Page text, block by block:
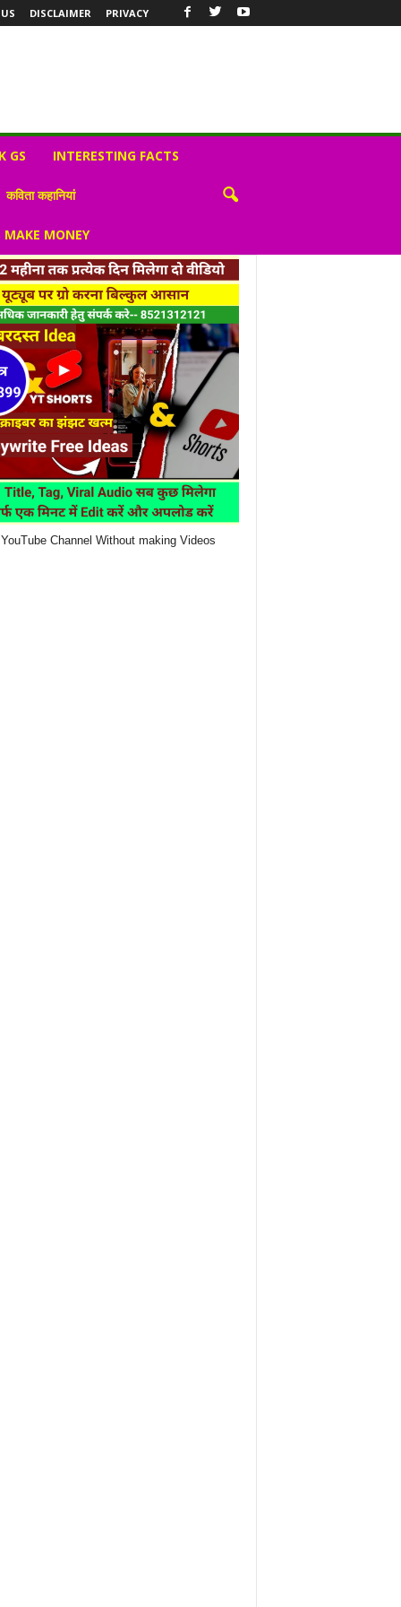
DISCLAIMER PRIVACY
GS INTERESTING FACTS
कविता कहानियां
MONEY
Channel Without making Videos